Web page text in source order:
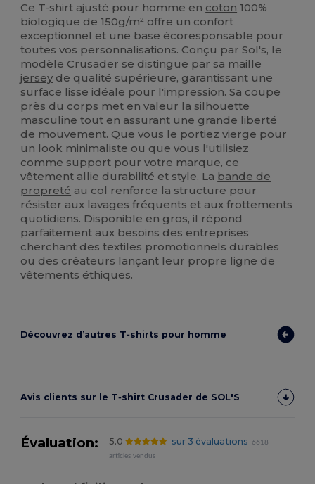
Ce T-shirt ajusté pour homme en coton 100%
biologique de 150g/m² offre un confort
exceptionnel et une base écoresponsable pour
toutes vos personnalisations. Conçu par Sol's, le
modèle Crusader se distingue par sa maille
jersey de qualité supérieure, garantissant une
surface lisse idéale pour l'impression. Sa coupe
près du corps met en valeur la silhouette
masculine tout en assurant une grande liberté
de mouvement. Que vous le portiez vierge pour
un look minimaliste ou que vous l'utilisiez
comme support pour votre marque, ce
vêtement allie durabilité et style. La bande de
propreté au col renforce la structure pour
résister aux lavages fréquents et aux frottements
quotidiens. Disponible en gros, il répond
parfaitement aux besoins des entreprises
cherchant des textiles promotionnels durables
ou des créateurs lançant leur propre ligne de
vêtements éthiques.
Découvrez d’autres T‑shirts pour homme
Avis clients sur le T‑shirt Crusader de SOL'S
Évaluation: 5.0 sur 3 évaluations
6618
articles vendus